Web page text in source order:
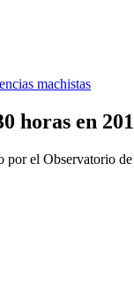
machistas
horas en
por el Observatorio